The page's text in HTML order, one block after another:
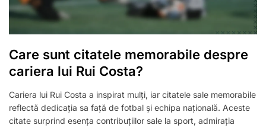
Care sunt citatele memorabile despre
cariera lui Rui Costa?
Cariera lui Rui Costa a inspirat mulți, iar citatele sale memorabile
reflectă dedicația sa față de fotbal și echipa națională. Aceste
citate surprind esența contribuțiilor sale la sport, admirația